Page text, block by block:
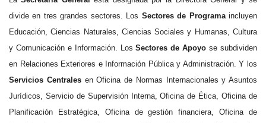
divide en tres grandes sectores. Los Sectores de Programaincluyen
Educación, Ciencias Naturales, Ciencias Sociales y Humanas, Cultura
y Comunicación e Información. LosSectores de Apoyo se subdividen
en Relaciones Exteriores e Información Pública y Administración. Y los
Servicios Centralesen Oficina de Normas Internacionales y Asuntos
Jurídicos, Servicio de Supervisión Interna, Oficina de Ética, Oficina de
Planificación Estratégica, Oficina de gestión financiera, Oficina de